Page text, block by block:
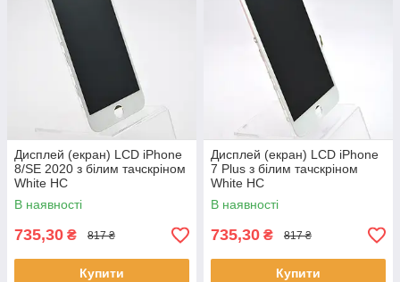
Дисплей (екран) LCD iPhone
8/SE 2020 з білим тачскріном
White HC
В наявності
735,30 ₴ 817 ₴
Купити
Дисплей (екран) LCD iPhone
7 Plus з білим тачскріном
White HC
В наявності
735,30 ₴ 817 ₴
Купити